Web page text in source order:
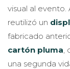
visual al evento.
reutilizó un
fabricado
cartón pluma
una segunda